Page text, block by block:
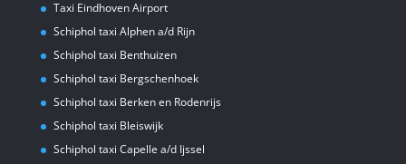
Taxi Eindhoven Airport
Schiphol taxi Alphen a/d Rijn
Schiphol taxi Benthuizen
Schiphol taxi Bergschenhoek
Schiphol taxi Berken en Rodenrijs
Schiphol taxi Bleiswijk
Schiphol taxi Capelle a/d Ijssel